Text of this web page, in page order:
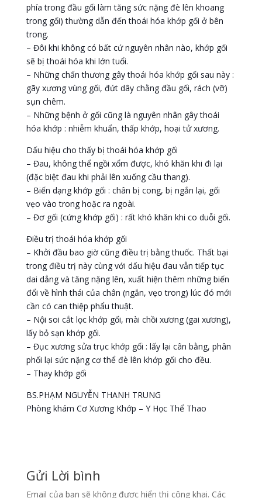
phía trong đầu gối làm tăng sức nặng đè lên khoang
trong gối) thường dẫn đến thoái hóa khớp gối ở bên
trong.
– Đôi khi không có bất cứ nguyên nhân nào, khớp gối
sẽ bị thoái hóa khi lớn tuổi.
– Những chấn thương gây thoái hóa khớp gối sau này :
gãy xương vùng gối, đứt dây chằng đầu gối, rách (vỡ)
sụn chêm.
– Những bệnh ở gối cũng là nguyên nhân gây thoái
hóa khớp : nhiễm khuẩn, thấp khớp, hoại tử xương.
Dấu hiệu cho thấy bị thoái hóa khớp gối
– Đau, không thể ngồi xổm được, khó khăn khi đi lại
(đặc biệt đau khi phải lên xuống cầu thang).
– Biến dạng khớp gối : chân bị cong, bị ngắn lại, gối
vẹo vào trong hoặc ra ngoài.
– Đơ gối (cứng khớp gối) : rất khó khăn khi co duỗi gối.
Điều trị thoái hóa khớp gối
– Khởi đầu bao giờ cũng điều trị bằng thuốc. Thất bại
trong điều trị này cùng với dấu hiệu đau vẫn tiếp tục
dai dẳng và tăng nặng lên, xuất hiện thêm những biến
đổi về hình thái của chân (ngắn, vẹo trong) lúc đó mới
cần có can thiệp phẩu thuật.
– Nội soi cắt lọc khớp gối, mài chồi xương (gai xương),
lấy bỏ sạn khớp gối.
– Đục xương sửa trục khớp gối : lấy lại cân bằng, phân
phối lại sức nặng cơ thể đè lên khớp gối cho đều.
– Thay khớp gối
BS.PHẠM NGUYỄN THANH TRUNG
Phòng khám Cơ Xương Khớp – Y Học Thể Thao
Gửi Lời bình
Email của bạn sẽ không được hiển thị công khai. Các